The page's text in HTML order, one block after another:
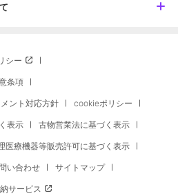
シー
条項
ント対応方針 cookieポリシー
表示 古物営業法に基づく表示
医療機器等販売許可に基づく表示
い合わせ サイトマップ
サービス